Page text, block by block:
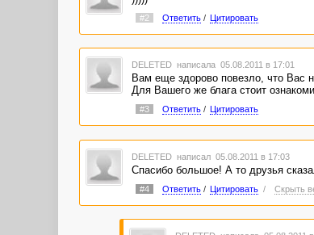
#2 Ответить/ Цитировать
DELETED написала 05.08.2011 в 17:01
Вам еще здорово повезло, что Вас
Для Вашего же блага стоит
#3 Ответить/ Цитировать
DELETED написал 05.08.2011 в 17:03
Спасибо большое! А то друзья
#4 Ответить/ Цитировать / Скрыть